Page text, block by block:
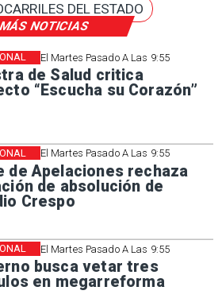
MÁS NOTICIAS
El Martes Pasado A Las 9:55
de Salud critica
“Escucha su Corazón”
El Martes Pasado A Las 9:55
de Apelaciones rechaza
de absolución de
Crespo
El Martes Pasado A Las 9:55
busca vetar tres
en megarreforma
DEL ESTADO